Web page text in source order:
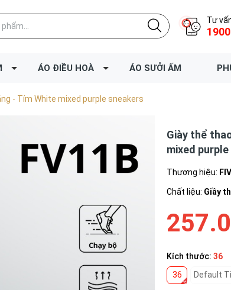
Tư
ÁO ĐIỀU HOÀ ÁO SƯỞI ẤM
- Tím White mixed purple sneakers
Giày thể
mixed
Thương hiệu:
Chất liệu: Giầy
Kích thước: 36
36
Default